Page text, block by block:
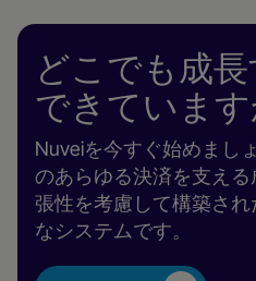
どこでも成
できています
Nuveiを今すぐ始めまし
のあらゆる決済を支え
張性を考慮して構築さ
なシステムです。